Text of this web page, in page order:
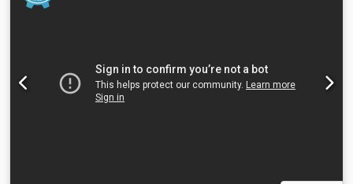
Dsdpszb Ia Hjfx Ab Tsck Servis sağlıyoruz.